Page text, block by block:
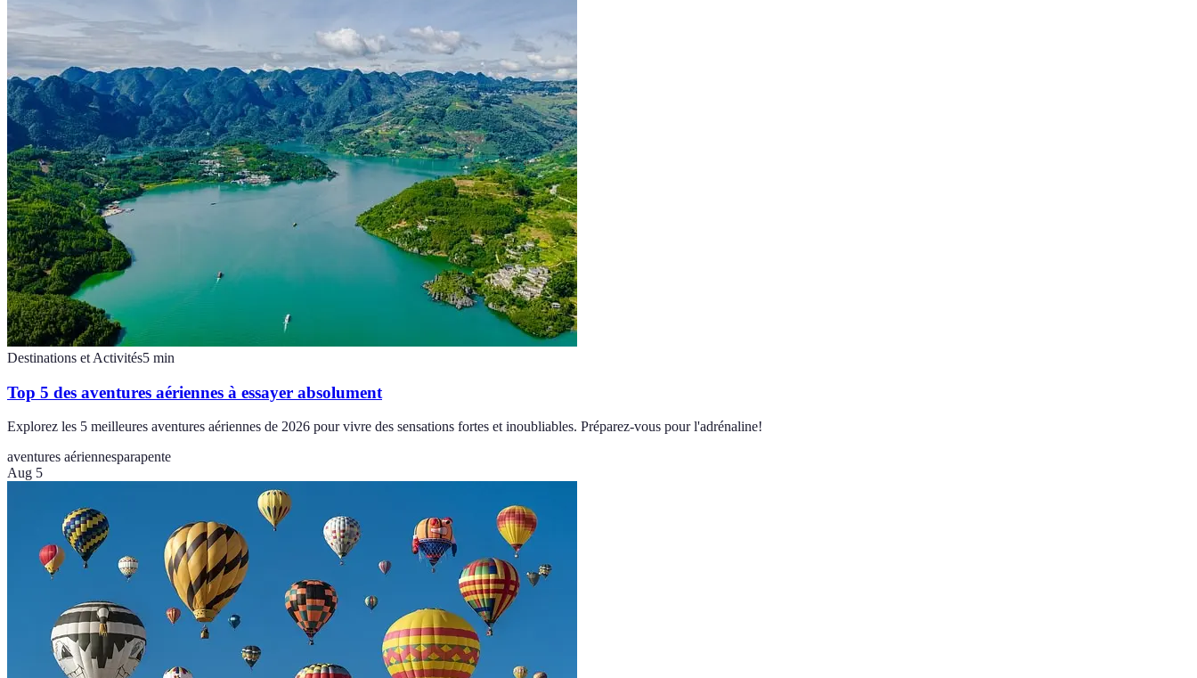
Destinations et Activités5 min
Top 5 des aventures aériennes à essayer absolument
Explorez les 5 meilleures aventures aériennes de 2026 pour vivre des sensations fortes et inoubliables. Préparez-vous pour l'adrénaline!
aventures aériennesparapente
Aug 5